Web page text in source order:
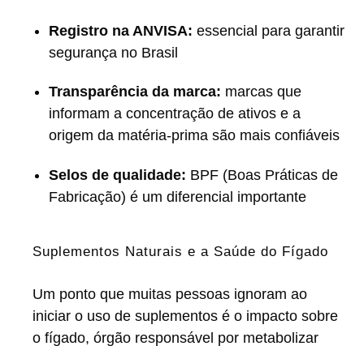
Registro na ANVISA: essencial para garantir
segurança no Brasil
Transparência da marca: marcas que
informam a concentração de ativos e a
origem da matéria-prima são mais confiáveis
Selos de qualidade: BPF (Boas Práticas de
Fabricação) é um diferencial importante
Suplementos Naturais e a Saúde do Fígado
Um ponto que muitas pessoas ignoram ao
iniciar o uso de suplementos é o impacto sobre
o fígado, órgão responsável por metabolizar